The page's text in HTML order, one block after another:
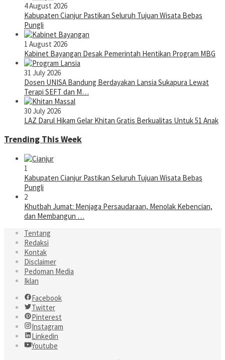
4 August 2026
Kabupaten Cianjur Pastikan Seluruh Tujuan Wisata Bebas
Pungli
1 August 2026
Kabinet Bayangan Desak Pemerintah Hentikan Program MBG
31 July 2026
Dosen UNISA Bandung Berdayakan Lansia Sukapura Lewat
Terapi SEFT dan M…
30 July 2026
LAZ Darul Hikam Gelar Khitan Gratis Berkualitas Untuk 51 Anak
Trending This Week
1
Kabupaten Cianjur Pastikan Seluruh Tujuan Wisata Bebas
Pungli
2
Khutbah Jumat: Menjaga Persaudaraan, Menolak Kebencian,
dan Membangun …
Tentang
Redaksi
Kontak
Disclaimer
Pedoman Media
Iklan
Facebook
Twitter
Pinterest
Instagram
Linkedin
Youtube